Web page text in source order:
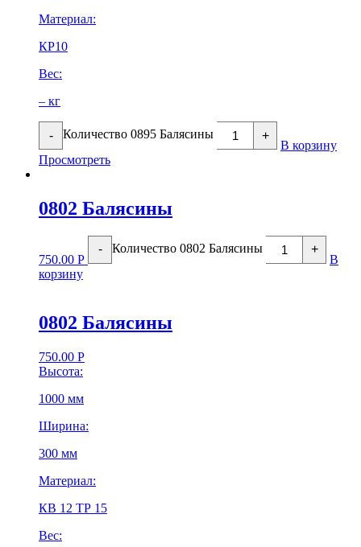
Материал:
КР10
Вес:
– кг
- Количество 0895 Балясины +
В корзину
Просмотреть
0802 Балясины
750.00 Р
- Количество 0802 Балясины +
В
корзину
0802 Балясины
750.00 Р
Высота:
1000 мм
Ширина:
300 мм
Материал:
КВ 12 ТР 15
Вес: